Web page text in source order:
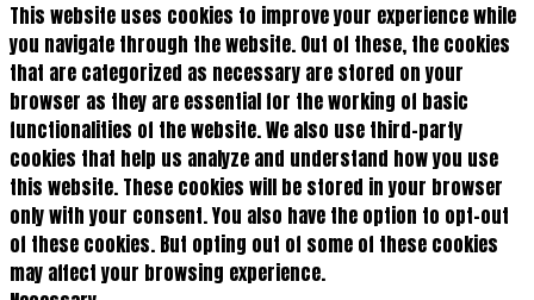
This website uses cookies to improve your experience while
you navigate through the website. Out of these, the cookies
that are categorized as necessary are stored on your
browser as they are essential for the working of basic
functionalities of the website. We also use third-party
cookies that help us analyze and understand how you use
this website. These cookies will be stored in your browser
only with your consent. You also have the option to opt-out
of these cookies. But opting out of some of these cookies
may affect your browsing experience.